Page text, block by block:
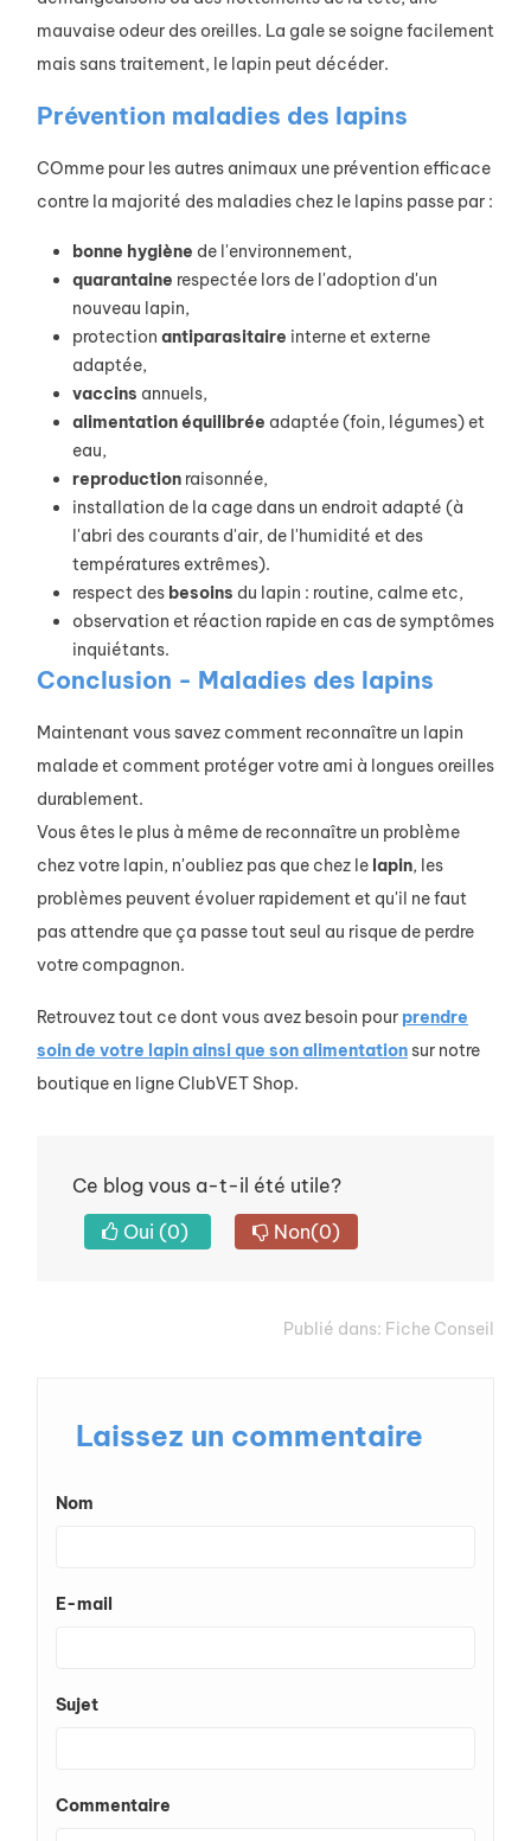
mauvaise odeur des oreilles. La gale se soigne facilement
mais sans traitement, le lapin peut décéder.
Prévention maladies des lapins
COmme pour les autres animaux une prévention efficace
contre la majorité des maladies chez le lapins passe par :
bonne hygiène de l'environnement,
quarantaine respectée lors de l'adoption d'un
nouveau lapin,
protection antiparasitaire interne et externe
adaptée,
vaccins annuels,
alimentationéquilibrée adaptée (foin, légumes) et
eau,
reproduction raisonnée,
installation de la cage dans un endroit adapté (à
l'abri des courants d'air, de l'humidité et des
températures extrêmes).
respect des besoins du lapin : routine, calme etc,
observation et réaction rapide en cas de symptômes
inquiétants.
Conclusion - Maladies des lapins
Maintenant vous savez comment reconnaître un lapin
malade et comment protéger votre ami à longues oreilles
durablement.
Vous êtes le plus à même de reconnaître un problème
chez votre lapin, n'oubliez pas que chez le lapin, les
problèmes peuvent évoluer rapidement et qu'il ne faut
pas attendre que ça passe tout seul au risque de perdre
votre compagnon.
Retrouvez tout ce dont vous avez besoin pour prendre
soin de votre lapin ainsi que son alimentationsur notre
boutique en ligne ClubVET Shop.
Ce blog vous a-t-il été utile?
Oui (0) Non(0)
Publié dans: Fiche Conseil
Laissez un commentaire
Nom
E-mail
Sujet
Commentaire